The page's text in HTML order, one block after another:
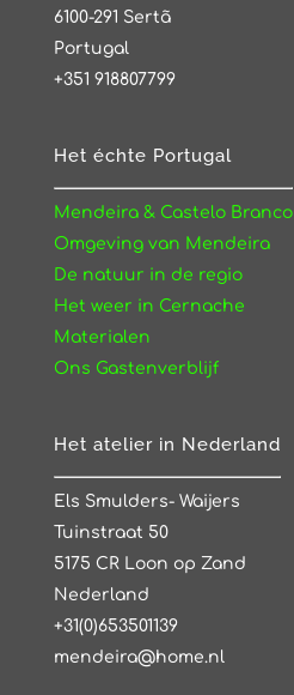
6100-291 Sertã
Portugal
+351 918807799
Het échte Portugal
Mendeira & Castelo Branco
Omgeving van Mendeira
De natuur in de regio
Het weer in Cernache
Materialen
Ons Gastenverblijf
Het atelier in Nederland
Els Smulders- Waijers
Tuinstraat 50
5175 CR Loon op Zand
Nederland
+31(0)653501139
mendeira@home.nl